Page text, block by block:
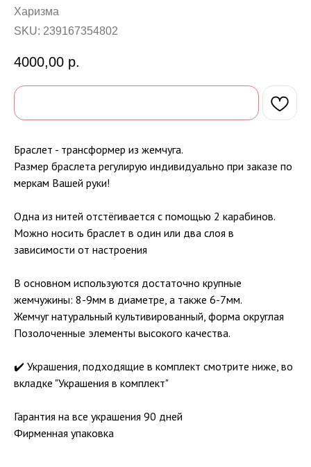
Харизма
SKU: 239167354802
4000,00 р.
Браслет - трансформер из жемчуга.
Размер браслета регулирую индивидуально при заказе по
меркам Вашей руки!
Одна из нитей отстёгивается с помощью 2 карабинов.
Можно носить браслет в один или два слоя в
зависимости от настроения
В основном используются достаточно крупные
жемчужины: 8-9мм в диаметре, а также 6-7мм.
Жемчуг натуральный культивированный, форма округлая
Позолоченные элементы высокого качества.
✔️ Украшения, подходящие в комплект смотрите ниже, во
вкладке "Украшения в комплект"
Гарантия на все украшения 90 дней
Фирменная упаковка